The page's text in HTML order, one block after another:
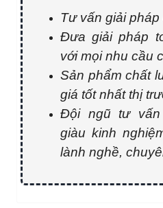
Tư vấn giải
Đưa giải pháp
với mọi nhu cầu
Sản phẩm chất
giá tốt nhất thị
Đội ngũ tư vấn
giàu kinh
lành nghề,